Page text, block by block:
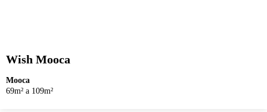
Wish Mooca
Mooca
69m² a 109m²